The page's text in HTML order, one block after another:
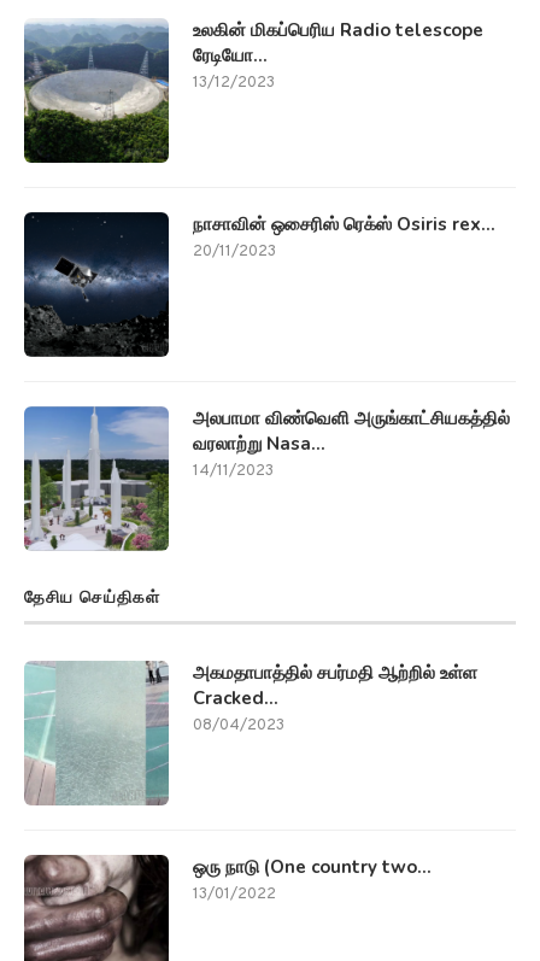
உலகின் மிகப்பெரிய Radio telescope
ரேடியோ...
13/12/2023
நாசாவின் ஒசைரிஸ் ரெக்ஸ் Osiris rex...
20/11/2023
அலபாமா விண்வெளி அருங்காட்சியகத்தில்
வரலாற்று Nasa...
14/11/2023
தேசிய செய்திகள்
அகமதாபாத்தில் சபர்மதி ஆற்றில் உள்ள
Cracked...
08/04/2023
ஒரு நாடு (One country two...
13/01/2022